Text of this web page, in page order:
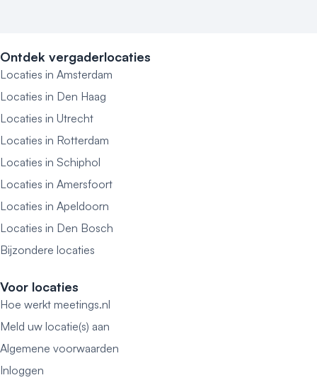
Ontdek vergaderlocaties
Locaties in Amsterdam
Locaties in Den Haag
Locaties in Utrecht
Locaties in Rotterdam
Locaties in Schiphol
Locaties in Amersfoort
Locaties in Apeldoorn
Locaties in Den Bosch
Bijzondere locaties
Voor locaties
Hoe werkt meetings.nl
Meld uw locatie(s) aan
Algemene voorwaarden
Inloggen